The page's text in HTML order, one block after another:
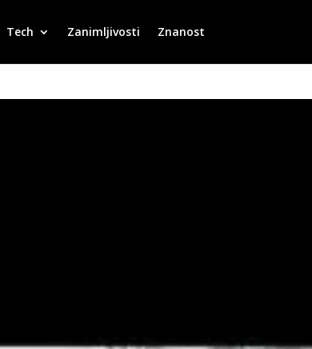
Tech Zanimljivosti Znanost